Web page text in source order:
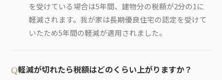
を受けている場合は5年間、建物分の税額が2分の1に
軽減されます。我が家は長期優良住宅の認定を受けて
いたため5年間の軽減が適用されました。
軽減が切れたら税額はどのくらい上がりますか？